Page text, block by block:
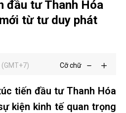
đầu tư Thanh Hóa
từ tư duy phát
Cỡ chữ
tiến đầu tư Thanh Hóa
kiện kinh tế quan trọng